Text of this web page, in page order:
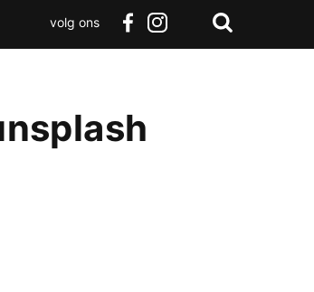
volg ons
Zoeken
Terug